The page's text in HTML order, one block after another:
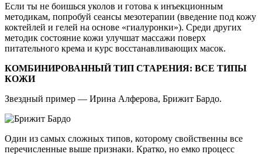
Если ты не боишься уколов и готова к инъекционным
методикам, попробуй сеансы мезотерапии (введение под кожу
коктейлей и гелей на основе «гиалуронки»). Среди других
методик состояние кожи улучшат массажи поверх
питательного крема и курс восстанавливающих масок.
КОМБИНИРОВАННЫЙ ТИП СТАРЕНИЯ: ВСЕ ТИПЫ
КОЖИ
Звездный пример — Ирина Алферова, Брижит Бардо.
Один из самых сложных типов, которому свойственны все
перечисленные выше признаки. Кратко, но емко процесс